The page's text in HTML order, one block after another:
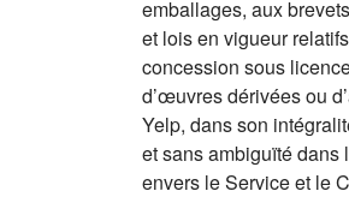
emballages, aux
et lois en vigueur
concession sous
d’œuvres dérivées ou
Yelp, dans son
et sans ambiguïté dans
envers le Service et le